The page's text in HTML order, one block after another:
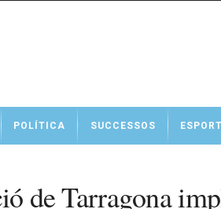
POLÍTICA SUCCESSOS
de Tarragona